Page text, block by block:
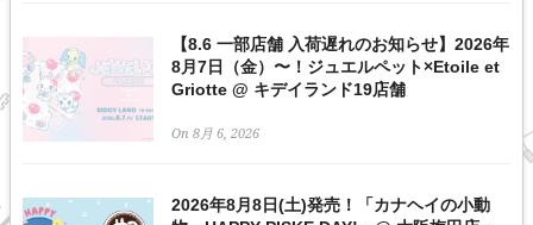
【8.6 一部店舗 入荷遅れのお知らせ】2026年
8月7日（金）〜！ジュエルペット×Etoile et
Griotte @ キデイランド19店舗
On 8月 6, 2026
2026年8月8日(土)発売！「カナヘイの小動